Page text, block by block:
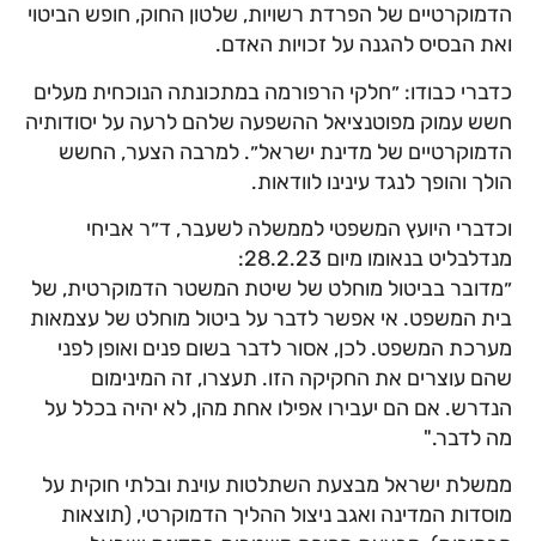
הדמוקרטיים של הפרדת רשויות, שלטון החוק, חופש הביטוי
ואת הבסיס להגנה על זכויות האדם.
כדברי כבודו: ״חלקי הרפורמה במתכונתה הנוכחית מעלים
חשש עמוק מפוטנציאל ההשפעה שלהם לרעה על יסודותיה
הדמוקרטיים של מדינת ישראל״. למרבה הצער, החשש
הולך והופך לנגד עינינו לוודאות.
וכדברי היועץ המשפטי לממשלה לשעבר, ד״ר אביחי
מנדלבליט בנאומו מיום 28.2.23:
״מדובר בביטול מוחלט של שיטת המשטר הדמוקרטית, של
בית המשפט. אי אפשר לדבר על ביטול מוחלט של עצמאות
מערכת המשפט. לכן, אסור לדבר בשום פנים ואופן לפני
שהם עוצרים את החקיקה הזו. תעצרו, זה המינימום
הנדרש. אם הם יעבירו אפילו אחת מהן, לא יהיה בכלל על
מה לדבר."
ממשלת ישראל מבצעת השתלטות עוינת ובלתי חוקית על
מוסדות המדינה ואגב ניצול ההליך הדמוקרטי, (תוצאות